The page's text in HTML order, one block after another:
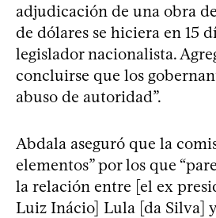
adjudicación de una obra
de dólares se hiciera en 15
legislador nacionalista.
concluirse que los
abuso de autoridad”.
Abdala aseguró que la
elementos” por los que
la relación entre [el ex
Luiz Inácio] Lula [da Silva]